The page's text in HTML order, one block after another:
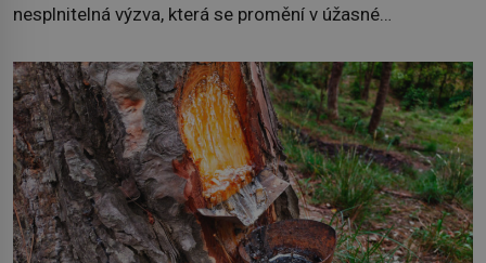
nesplnitelná výzva, která se promění v úžasné
na podzim 1958 jako hec. Rádio Luxembourg přichází s
neobvyklou výzvou. Tomu, kdo dokáže dopravit ze
severního polárního kruhu na […]